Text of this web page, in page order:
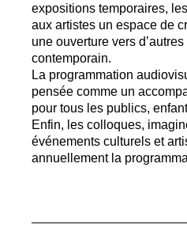
expositions temporaires,
aux artistes un espace de
une ouverture vers
contemporain.
La programmation
pensée comme un
pour tous les publics,
Enfin, les colloques,
événements culturels et
annuellement la